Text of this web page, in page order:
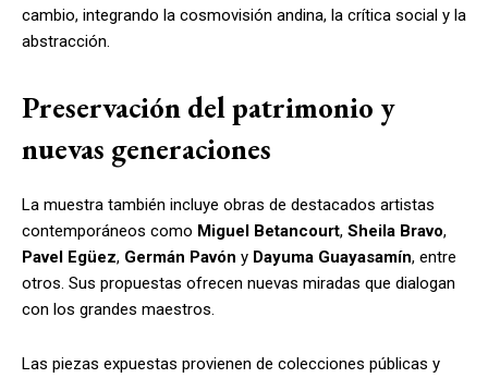
cambio, integrando la cosmovisión andina, la crítica social y la
abstracción.
Preservación del patrimonio y
nuevas generaciones
La muestra también incluye obras de destacados artistas
contemporáneos como Miguel Betancourt, Sheila Bravo,
Pavel Egüez, Germán Pavón y Dayuma Guayasamín, entre
otros. Sus propuestas ofrecen nuevas miradas que dialogan
con los grandes maestros.
Las piezas expuestas provienen de colecciones públicas y